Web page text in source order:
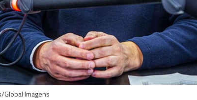
Imagens